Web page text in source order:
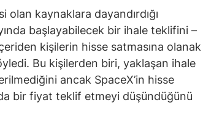
olan kaynaklara dayandırdığı
başlayabilecek bir ihale teklifini –
kişilerin hisse satmasına olanak
Bu kişilerden biri, yaklaşan ihale
ancak SpaceX’in hisse
bir fiyat teklif etmeyi düşündüğünü